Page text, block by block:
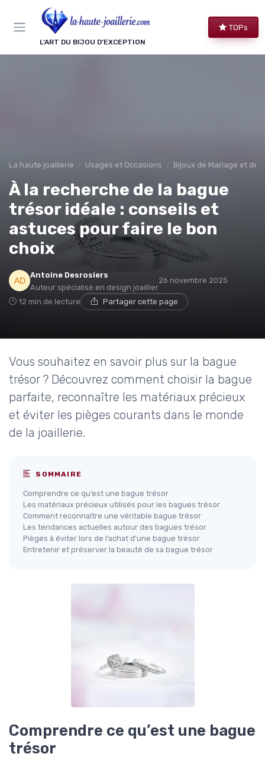
L’ART DU BIJOU D’EXCEPTION
TOPs
La haute joaillerie Usages et Occasions Bijoux de Mariage et de
À la recherche de la bague
trésor idéale : conseils et
astuces pour faire le bon
choix
Antoine Desrosiers
Auteur spécialisé en design joaillier
26 novembre 2025
12 min de lecture Partager cette page
Vous souhaitez en savoir plus sur la bague
trésor ? Découvrez comment choisir la bague
parfaite, reconnaître les matériaux précieux
et éviter les pièges courants dans le monde
de la joaillerie.
SOMMAIRE
Comprendre ce qu’est une bague trésor
Les matériaux précieux utilisés pour les bagues trésor
Comment reconnaître une véritable bague trésor
Les tendances actuelles autour des bagues trésor
Pièges à éviter lors de l’achat d’une bague trésor
Entretenir et préserver la beauté de sa bague trésor
Comprendre ce qu’est une bague
trésor
Panneau de gestion des cookies